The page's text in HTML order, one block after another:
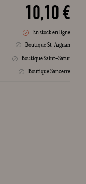
Mot de
10,10 €
En stock en ligne
Boutique St-Aignan
Boutique Saint-Satur
Boutique Sancerre